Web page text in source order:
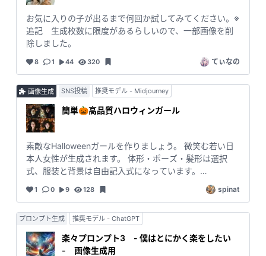
クトのある台本を作って、たくさんのおもしろ雑学動画
をバズらせましょう！
お気に入りの子が出るまで何回か試してみてください。※
追記 生成枚数に限度があるらしいので、一部画像を削
除しました。
8 1 44 320 てぃなの
画像生成 SNS投稿 推奨モデル - Midjourney
簡単🎃高品質ハロウィンガール
素敵なHalloweenガールを作りましょう。 微笑む若い日
本人女性が生成されます。 体形・ポーズ・髪形は選択
式、服装と背景は自由記入式になっています。
1 0 9 128 spinat
プロンプト生成 推奨モデル - ChatGPT
楽々プロンプト3 - 僕はとにかく楽をしたい
- 画像生成用